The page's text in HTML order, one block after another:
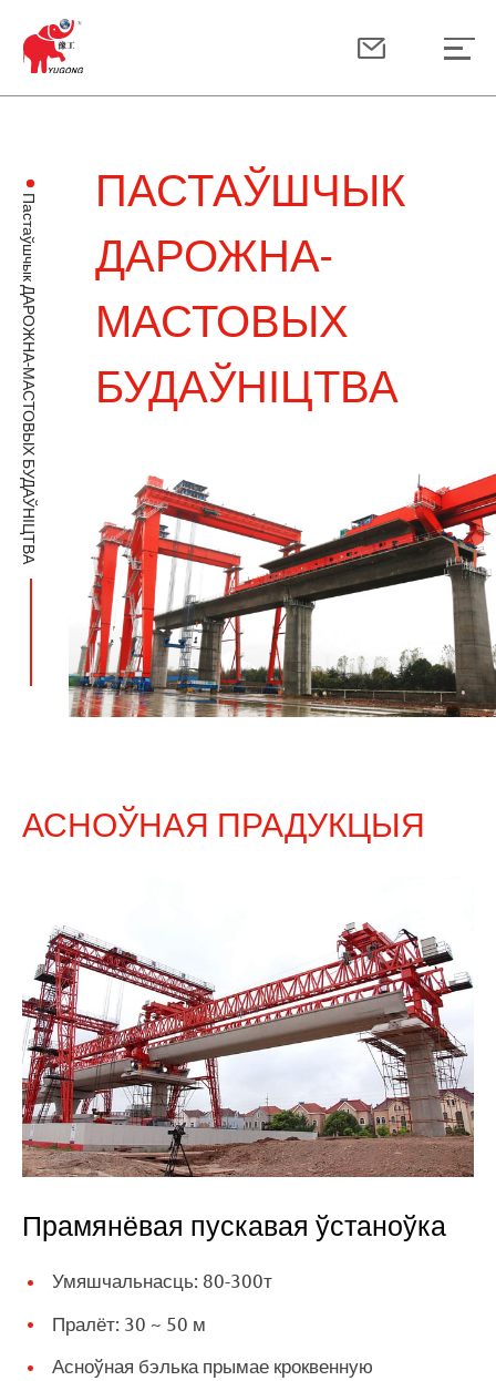
ПАСТАЎШЧЫК
ДАРОЖНА-
МАСТОВЫХ
БУДАЎНІЦТВА
Пастаўшчык ДАРОЖНА-МАСТОВЫХ БУДАЎНІЦТВА
АСНОЎНАЯ ПРАДУКЦЫЯ
Прамянёвая пускавая ўстаноўка
Умяшчальнасць: 80-300т
Пралёт: 30 ~ 50 м
Асноўная бэлька прымае кроквенную